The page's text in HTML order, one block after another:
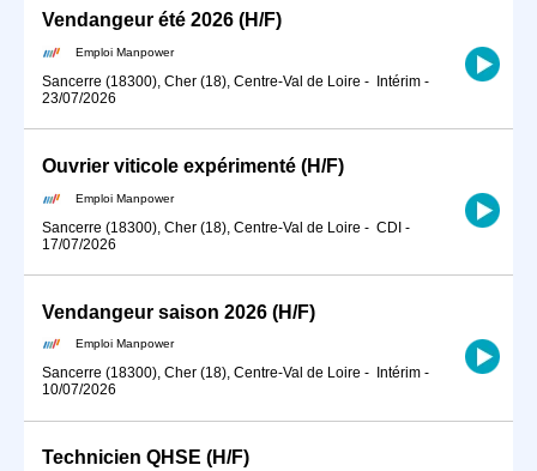
Vendangeur été 2026 (H/F)
Emploi Manpower
Sancerre (18300), Cher (18), Centre-Val de Loire - Intérim -
23/07/2026
Ouvrier viticole expérimenté (H/F)
Emploi Manpower
Sancerre (18300), Cher (18), Centre-Val de Loire - CDI -
17/07/2026
Vendangeur saison 2026 (H/F)
Emploi Manpower
Sancerre (18300), Cher (18), Centre-Val de Loire - Intérim -
10/07/2026
Technicien QHSE (H/F)